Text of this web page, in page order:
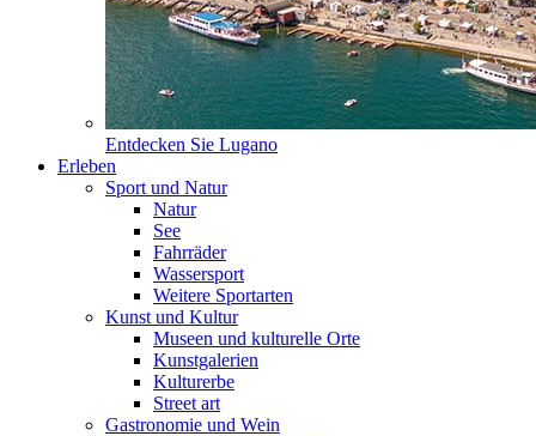
Entdecken Sie Lugano
Erleben
Sport und Natur
Natur
See
Fahrräder
Wassersport
Weitere Sportarten
Kunst und Kultur
Museen und kulturelle Orte
Kunstgalerien
Kulturerbe
Street art
Gastronomie und Wein